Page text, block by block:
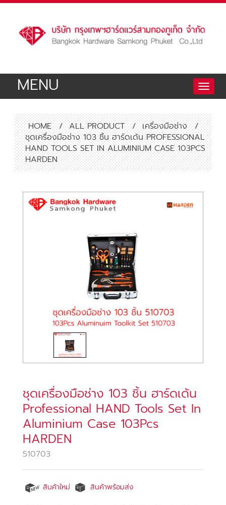
Toggle
MENU
HOME / ALL PRODUCT / เครื่องมือช่าง
/
ชุดเครื่องมือช่าง 103 ชิ้น ฮาร์ดเด้น PROFESSIONAL
HAND TOOLS SET IN ALUMINIUM CASE 103PCS
HARDEN
ชุดเครื่องมือช่าง 103 ชิ้น ฮาร์ดเด้น
Professional HAND Tools Set In
Aluminium Case 103Pcs
HARDEN
510703
สินค้าใหม่ สินค้าพร้อมส่ง